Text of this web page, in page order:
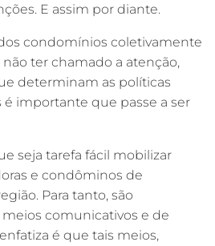
E assim por diante.
condomínios coletivamente
ter chamado a atenção,
determinam as políticas
é importante que passe a ser
seja tarefa fácil mobilizar
e condôminos de
Para tanto, são
comunicativos e de
é que tais meios,